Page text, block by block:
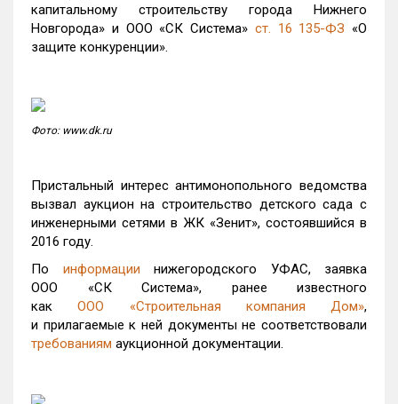
капитальному строительству города Нижнего
Новгорода» и ООО «СК Система» ст. 16 135-ФЗ «О
защите конкуренции».
Фото: www.dk.ru
Пристальный интерес антимонопольного ведомства
вызвал аукцион на строительство детского сада с
инженерными сетями в ЖК «Зенит», состоявшийся в
2016 году.
По информации нижегородского УФАС, заявка
ООО «СК Система», ранее известного
какООО «Строительная компания Дом»,
и прилагаемые к ней документы не соответствовали
требованиям аукционной документации.